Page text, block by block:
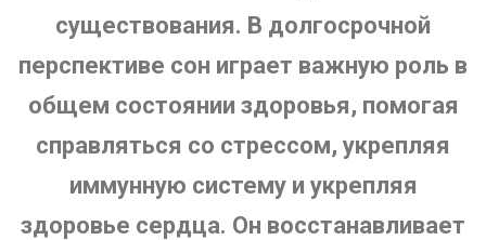
существования. В долгосрочной
перспективе сон играет важную роль в
общем состоянии здоровья, помогая
справляться со стрессом, укрепляя
иммунную систему и укрепляя
здоровье сердца. Он восстанавливает